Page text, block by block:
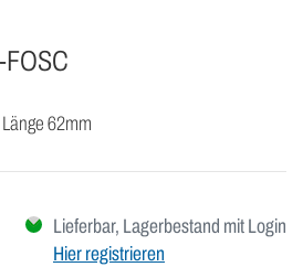
62mm
Lieferbar, Lagerbestand mit Login
Hier registrieren